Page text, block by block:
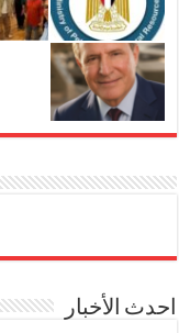
احدث الأخبار